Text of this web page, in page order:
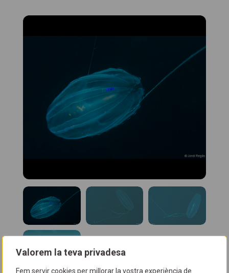
Valorem la teva privadesa
Fem servir cookies per millorar la vostra experiència de